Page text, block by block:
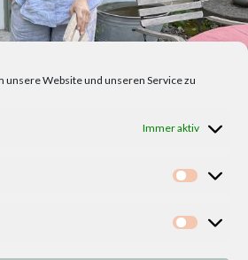
unsere Website und unseren Service zu
Immer aktiv